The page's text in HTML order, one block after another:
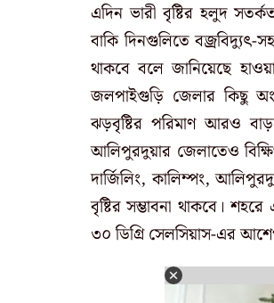
এদিন ভারী বৃষ্টির হলুদ
বাকি দিনগুলিতে
থাকবে বলে জানিয়েছে
জলপাইগুড়ি জেলার কিছু
ঝড়বৃষ্টির পরিমাণ আরও
আলিপুরদুয়ার জেলাতেও
দার্জিলিং, কালিম্পং,
বৃষ্টির সম্ভাবনা থাকবে।
৩০ ডিগ্রি সেলসিয়াস-এর